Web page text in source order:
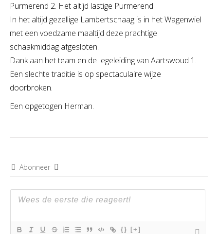
Purmerend 2. Het altijd lastige Purmerend!
In het altijd gezellige Lambertschaag is in het Wagenwiel
met een voedzame maaltijd deze prachtige
schaakmiddag afgesloten.
Dank aan het team en de egeleiding van Aartswoud 1.
Een slechte traditie is op spectaculaire wijze
doorbroken.
Een opgetogen Herman.
Abonneer
{} [+]